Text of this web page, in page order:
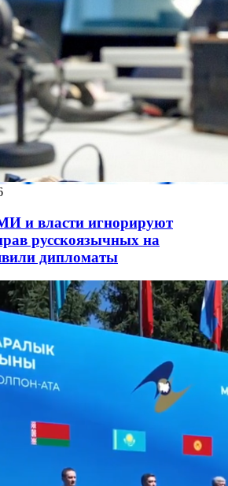
и власти игнорируют
русскоязычных на
дипломаты